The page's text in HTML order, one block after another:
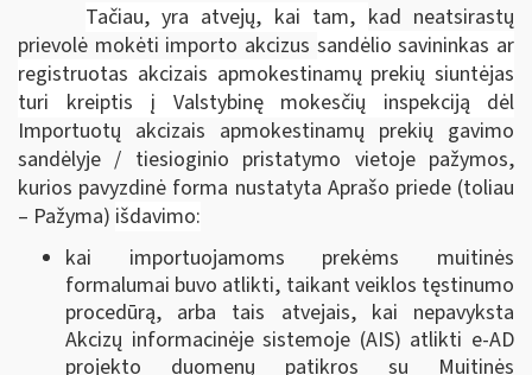
Tačiau, yra atvejų, kai tam, kad neatsirastų
prievolė mokėti importo akcizus sandėlio savininkas ar
registruotas akcizais apmokestinamų prekių siuntėjas
turi kreiptis į Valstybinę mokesčių inspekciją dėl
Importuotų akcizais apmokestinamų prekių gavimo
sandėlyje / tiesioginio pristatymo vietoje pažymos,
kurios pavyzdinė forma nustatyta Aprašo priede (toliau
– Pažyma) išdavimo:
kai importuojamoms prekėms muitinės
formalumai buvo atlikti, taikant veiklos tęstinumo
procedūrą, arba tais atvejais, kai nepavyksta
Akcizų informacinėje sistemoje (AIS) atlikti e-AD
projekto duomenų patikros su Muitinės